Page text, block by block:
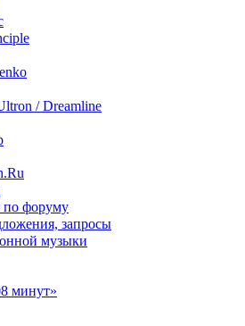
/ Dreamline
форуму
запросы
музыки
минут»